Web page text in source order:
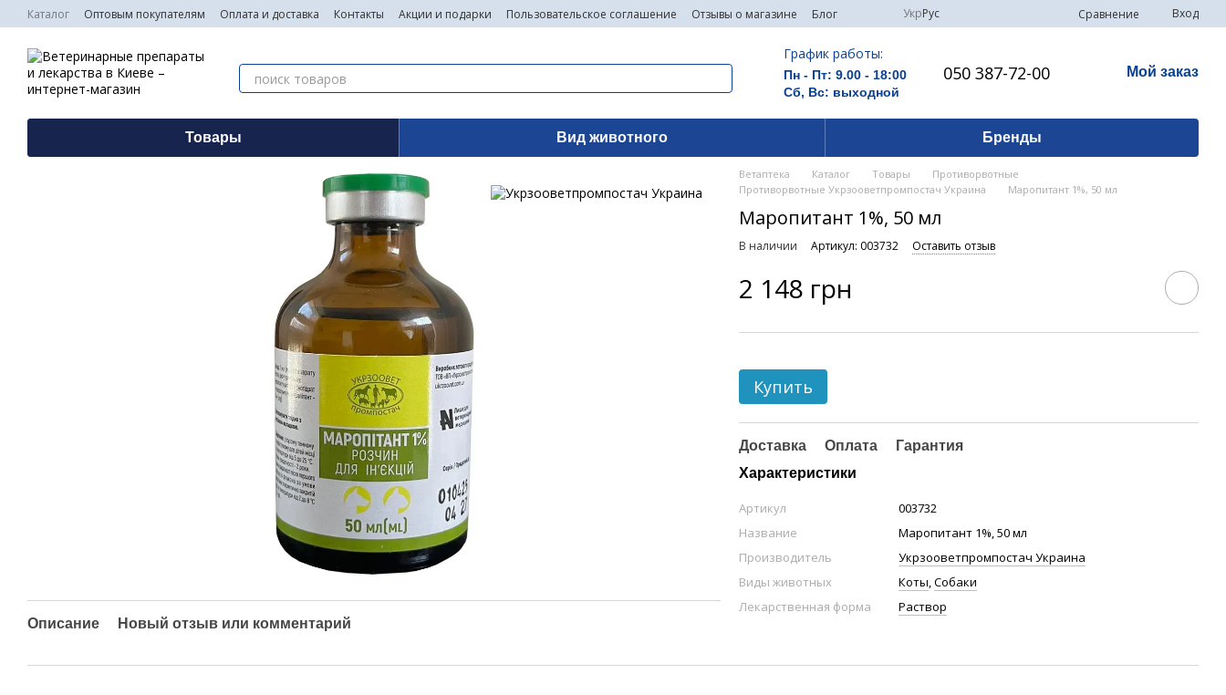
Перейти к основному контенту
Каталог Оптовым покупателям Оплата и доставка Контакты Акции и подарки Пользовательское соглашение Отзывы о магазине Блог УкрРус Сравнение Вход
График работы:
Пн - Пт: 9.00 - 18:00
Сб, Вс: выходной
050 387-72-00 Мой заказ
Товары Вид животного Бренды
Описание Новый отзыв или комментарий
Ветаптека Каталог Товары
Противорвотные
Противорвотные Укрзооветпромпостач Украина
Маропитант 1%, 50 мл
Маропитант 1%, 50 мл
В наличии Артикул: 003732 Оставить отзыв
2 148 грн
Купить
Доставка Оплата
Гарантия
Характеристики
Артикул
003732
Название
Маропитант 1%, 50 мл
Производитель
Укрзооветпромпостач Украина
Виды животных
Коты,Собаки
Лекарственная форма
Раствор